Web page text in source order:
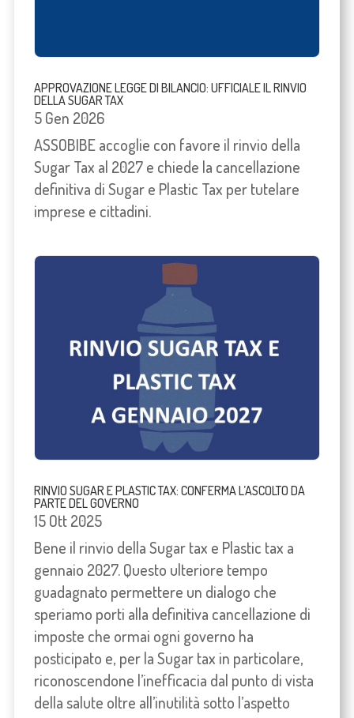
APPROVAZIONE LEGGE DI BILANCIO: UFFICIALE IL RINVIO
DELLA SUGAR TAX
5 Gen 2026
ASSOBIBE accoglie con favore il rinvio della
Sugar Tax al 2027 e chiede la cancellazione
definitiva di Sugar e Plastic Tax per tutelare
imprese e cittadini.
RINVIO SUGAR E PLASTIC TAX: CONFERMA L’ASCOLTO DA
PARTE DEL GOVERNO
15 Ott 2025
Bene il rinvio della Sugar tax e Plastic tax a
gennaio 2027. Questo ulteriore tempo
guadagnato permettere un dialogo che
speriamo porti alla definitiva cancellazione di
imposte che ormai ogni governo ha
posticipato e, per la Sugar tax in particolare,
riconoscendone l’inefficacia dal punto di vista
della salute oltre all’inutilità sotto l’aspetto